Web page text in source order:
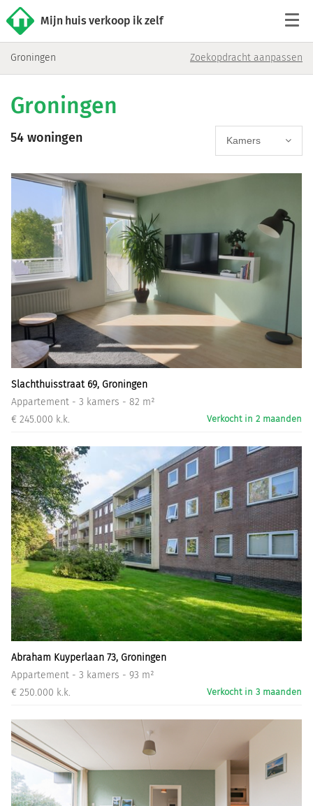
Mijn huis verkoop ik zelf
Contact
Verkoop starten
Informatiegesprek
Inloggen
Groningen Zoekopdracht aanpassen
Groningen
54 woningen Kamers
Slachthuisstraat 69, Groningen
Appartement - 3 kamers - 82 m²
€ 245.000 k.k.
Verkocht in 2 maanden
Abraham Kuyperlaan 73, Groningen
Appartement - 3 kamers - 93 m²
€ 250.000 k.k.
Verkocht in 3 maanden